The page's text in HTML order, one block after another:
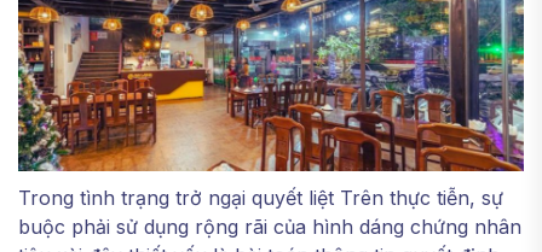
Trong tình trạng trở ngại quyết liệt Trên thực tiễn, sự
buộc phải sử dụng rộng rãi của hình dáng chứng nhân